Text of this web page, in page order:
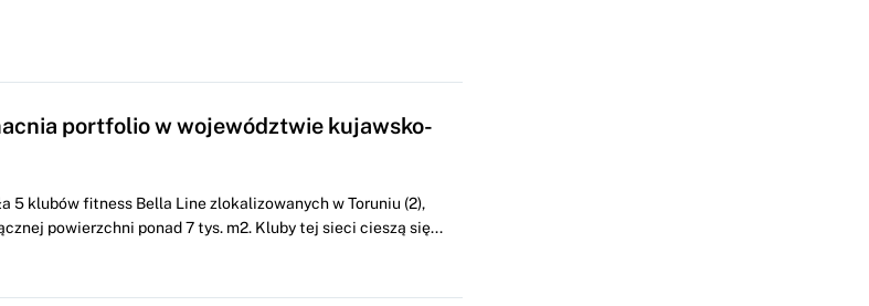
portfolio w województwie kujawsko-
5 klubów fitness Bella Line zlokalizowanych w Toruniu (2),
powierzchni ponad 7 tys. m2. Kluby tej sieci cieszą się...